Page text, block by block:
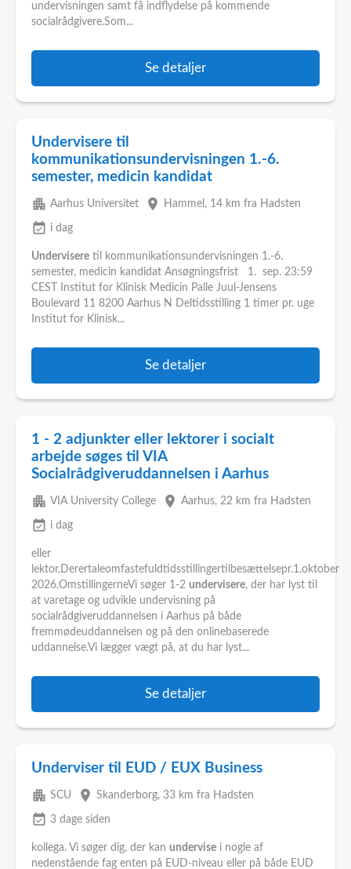
undervisningen samt få indflydelse på kommende
socialrådgivere.Som...
Se detaljer
Undervisere til
kommunikationsundervisningen 1.-6.
semester, medicin kandidat
apartment Aarhus Universitet place Hammel , 14 km fra Hadsten
event_available i dag
Undervisere til kommunikationsundervisningen 1.-6.
semester, medicin kandidat Ansøgningsfrist 1. sep. 23:59
CEST Institut for Klinisk Medicin Palle Juul-Jensens
Boulevard 11 8200 Aarhus N Deltidsstilling 1 timer pr. uge
Institut for Klinisk...
Se detaljer
1 - 2 adjunkter eller lektorer i socialt
arbejde søges til VIA
Socialrådgiveruddannelsen i Aarhus
apartment VIA University College place Aarhus, 22 km fra Hadsten
event_available i dag
eller
lektor.Derertaleomfastefuldtidsstillingertilbesættelsepr.1.oktober
2026.OmstillingerneVi søger 1-2 undervisere, der har lyst til
at varetage og udvikle undervisning på
socialrådgiveruddannelsen i Aarhus på både
fremmødeuddannelsen og på den onlinebaserede
uddannelse.Vi lægger vægt på, at du har lyst...
Se detaljer
Underviser til EUD / EUX Business
apartment SCU place Skanderborg, 33 km fra Hadsten
event_available 3 dage siden
kollega. Vi søger dig, der kan undervise i nogle af
nedenstående fag enten på EUD-niveau eller på både EUD